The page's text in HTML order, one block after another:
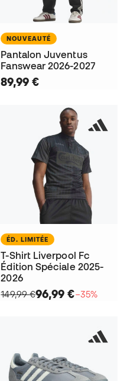
NOUVEAUTÉ
Pantalon Juventus
Fanswear 2026-2027
89,99 €
ÉD. LIMITÉE
T-Shirt Liverpool Fc
Édition Spéciale 2025-
2026
149,99 €96,99 €−35%